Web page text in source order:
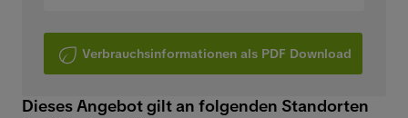
Verbrauchsinformationen als PDF Download
Dieses Angebot gilt an folgenden Standorten